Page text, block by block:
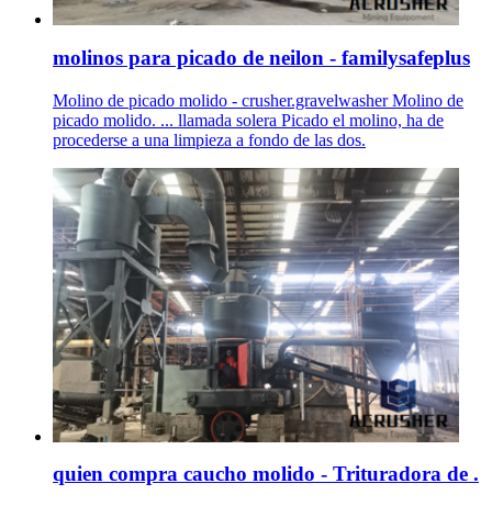
molinos para picado de neilon - familysafeplus
Molino de picado molido - crusher.gravelwasher Molino de
picado molido. ... llamada solera Picado el molino, ha de
procederse a una limpieza a fondo de las dos.
quien compra caucho molido - Trituradora de .